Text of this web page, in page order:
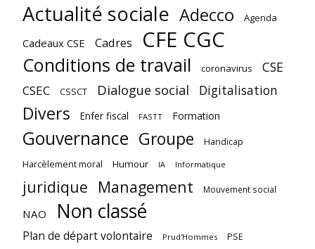
Actualité sociale Adecco Agenda
Cadeaux CSE Cadres CFE CGC
Conditions de travail coronavirus CSE
CSEC CSSCT Dialogue social Digitalisation
Divers Enfer fiscal FASTT Formation
Gouvernance Groupe Handicap
Harcèlement moral Humour IA Informatique
juridique Management Mouvement social
NAO Non classé
Plan de départ volontaire Prud'Hommes PSE